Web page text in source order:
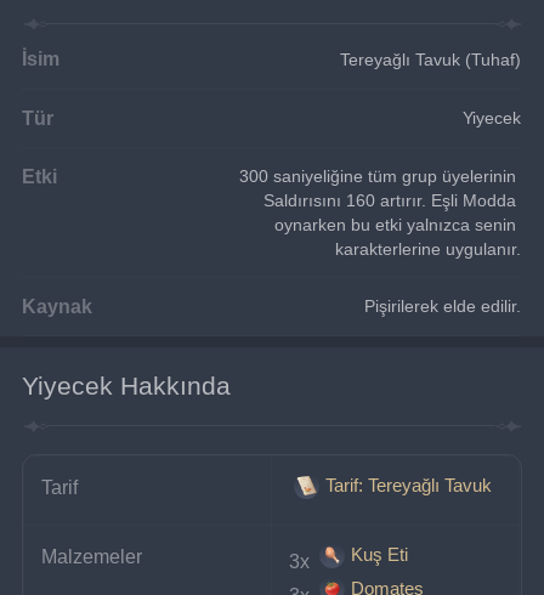
İsim Tereyağlı Tavuk (Tuhaf)
Tür Yiyecek
Etki
300 saniyeliğine tüm grup üyelerinin
Saldırısını 160 artırır. Eşli Modda
oynarken bu etki yalnızca senin
karakterlerine uygulanır.
Kaynak Pişirilerek elde edilir.
Yiyecek Hakkında
Tarif Tarif: Tereyağlı Tavuk
Malzemeler 3x
Kuş Eti
Domates